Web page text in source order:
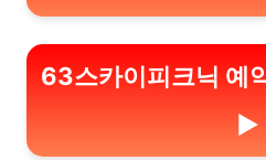
63스카이피크닉 예
▶